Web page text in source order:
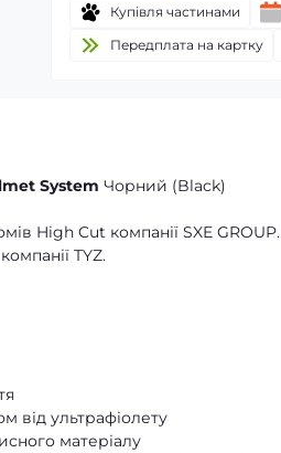
Купівля частинами
Передплата на картку
System Чорний (Black)
High Cut компанії SXE GROUP.
TYZ.
від ультрафіолету
матеріалу